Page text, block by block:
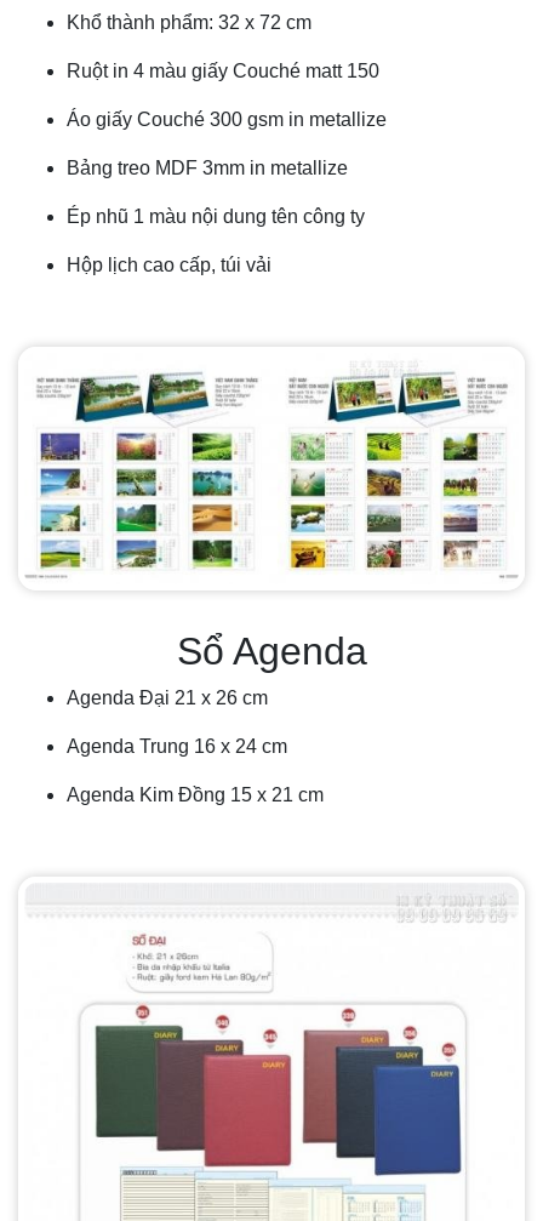
Khổ thành phẩm: 32 x 72 cm
Ruột in 4 màu giấy Couché matt 150
Áo giấy Couché 300 gsm in metallize
Bảng treo MDF 3mm in metallize
Ép nhũ 1 màu nội dung tên công ty
Hộp lịch cao cấp, túi vải
Sổ Agenda
Agenda Đại 21 x 26 cm
Agenda Trung 16 x 24 cm
Agenda Kim Đồng 15 x 21 cm